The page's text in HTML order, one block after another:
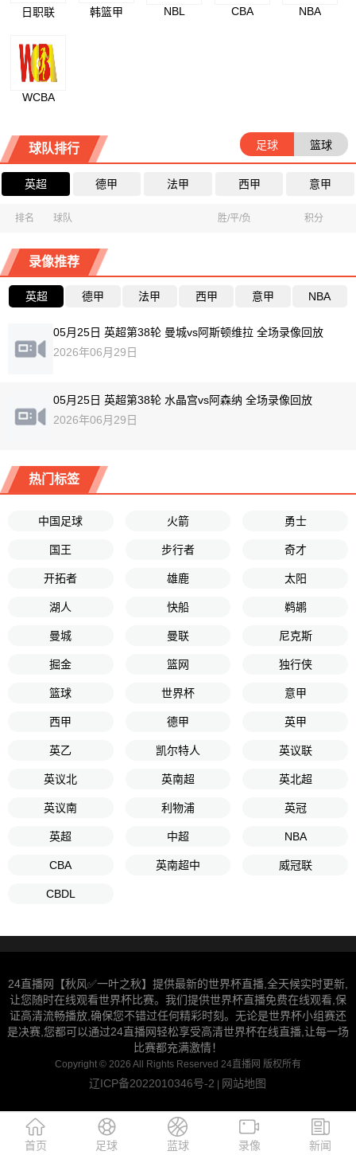
日职联 韩篮甲 NBL CBA NBA
WCBA
球队排行 足球 篮球
英超 德甲 法甲 西甲 意甲
排名 球队 胜/平/负 积分
录像推荐
英超 德甲 法甲 西甲 意甲 NBA
05月25日 英超第38轮 曼城vs阿斯顿维拉 全场录像回放
2026年06月29日
05月25日 英超第38轮 水晶宫vs阿森纳 全场录像回放
2026年06月29日
热门标签
中国足球 火箭 勇士
国王 步行者 奇才
开拓者 雄鹿 太阳
湖人 快船 鹈鹕
曼城 曼联 尼克斯
掘金 篮网 独行侠
篮球 世界杯 意甲
西甲 德甲 英甲
英乙 凯尔特人 英议联
英议北 英南超 英北超
英议南 利物浦 英冠
英超 中超 NBA
CBA 英南超中 威冠联
CBDL
24直播网【秋风✅一叶之秋】提供最新的世界杯直播,全天候实时更新,
让您随时在线观看世界杯比赛。我们提供世界杯直播免费在线观看,保
证高清流畅播放,确保您不错过任何精彩时刻。无论是世界杯小组赛还
是决赛,您都可以通过24直播网轻松享受高清世界杯在线直播,让每一场
比赛都充满激情！
Copyright © 2026 All Rights Reserved 24直播网 版权所有
辽ICP备2022010346号-2 | 网站地图
首页 足球 蓝球 录像 新闻